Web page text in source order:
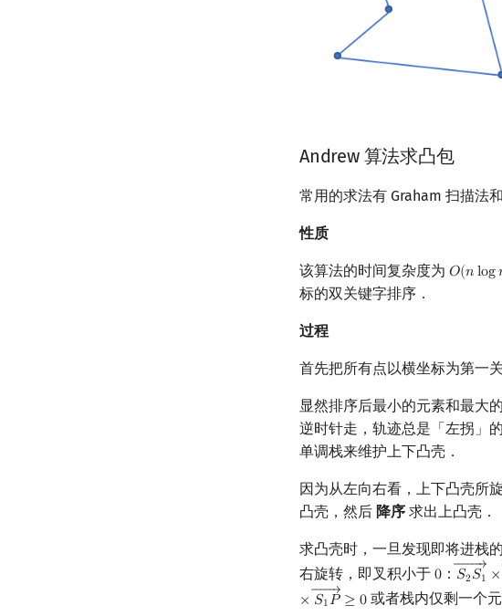
Andrew 算法求凸包
常用的求法有 Graham 扫描法
性质
该算法的时间复杂度为 𝑂(𝑛log
O(nlogn
标的双关键字排序．
过程
首先把所有点以横坐标为第一
显然排序后最小的元素和最大
逆时针走，轨迹总是「左拐」
单调栈来维护上下凸壳．
因为从左向右看，上下凸壳所
凸壳，然后 降序 求出上凸壳．
求凸壳时，一旦发现即将进栈
右旋转，即叉积小于 0
0 ： ←←←←←←→
𝑆2𝑆1 ×
S2S1 →
×←←←←←→
𝑆1𝑃 ≥ 0 或者栈内仅剩一个元